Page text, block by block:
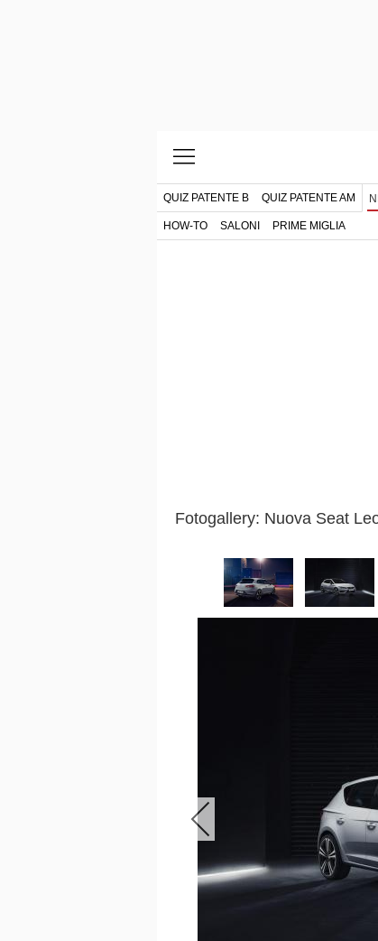
QUIZ PATENTE B QUIZ PATENTE AM
HOW-TO SALONI PRIME MIGLIA
Fotogallery: Nuova Seat